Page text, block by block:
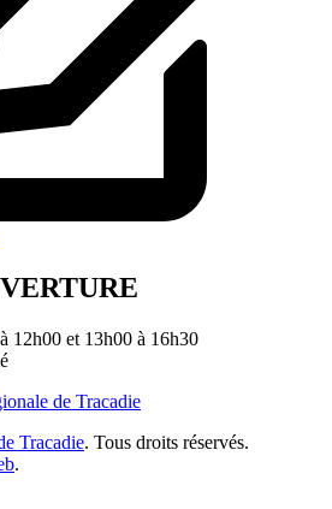
12h00 et 13h00 à 16h30
Tracadie. Tous droits réservés.
.